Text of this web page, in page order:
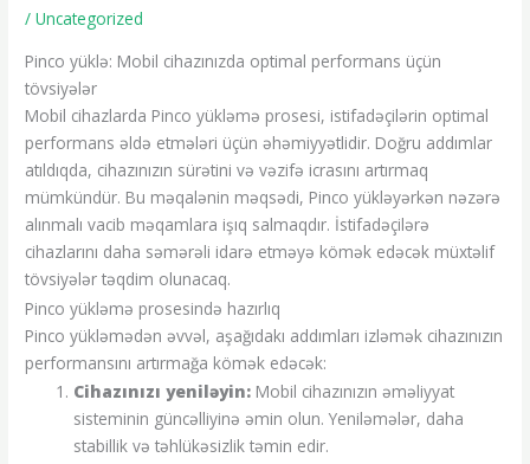
/Uncategorized
Pinco yüklə: Mobil cihazınızda optimal performans üçün
tövsiyələr
Mobil cihazlarda Pinco yükləmə prosesi, istifadəçilərin optimal
performans əldə etmələri üçün əhəmiyyətlidir. Doğru addımlar
atıldıqda, cihazınızın sürətini və vəzifə icrasını artırmaq
mümkündür. Bu məqalənin məqsədi, Pinco yükləyərkən nəzərə
alınmalı vacib məqamlara işıq salmaqdır. İstifadəçilərə
cihazlarını daha səmərəli idarə etməyə kömək edəcək müxtəlif
tövsiyələr təqdim olunacaq.
Pinco yükləmə prosesində hazırlıq
Pinco yükləmədən əvvəl, aşağıdakı addımları izləmək cihazınızın
performansını artırmağa kömək edəcək:
Cihazınızı yeniləyin: Mobil cihazınızın əməliyyat
sisteminin güncəlliyinə əmin olun. Yeniləmələr, daha
stabillik və təhlükəsizlik təmin edir.